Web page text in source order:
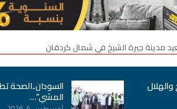
مدينة جبرة الشيخ في شمال كردفان
والهلال السودان..الصحة
المشي”…